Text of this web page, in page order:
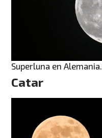
Superluna en Alemania.
Catar